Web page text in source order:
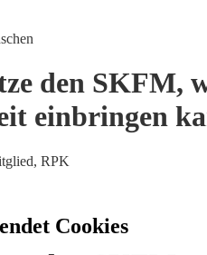
den SKFM,
einbringen
RPK
Cookies